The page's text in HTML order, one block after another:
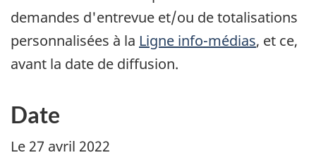
demandes d'entrevue et/ou de totalisations
personnalisées à la Ligne info-médias, et ce,
avant la date de diffusion.
Date
Le 27 avril 2022